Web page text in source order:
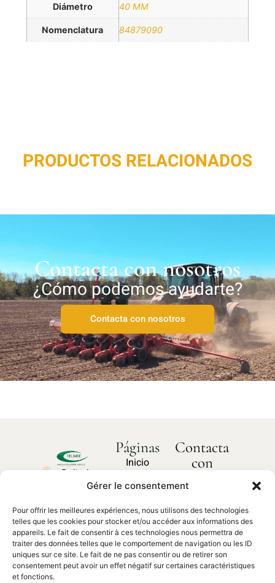
Gérer le consentement
Pour offrir les meilleures expériences, nous utilisons des technologies
telles que les cookies pour stocker et/ou accéder aux informations des
appareils. Le fait de consentir à ces technologies nous permettra de
traiter des données telles que le comportement de navigation ou les ID
uniques sur ce site. Le fait de ne pas consentir ou de retirer son
consentement peut avoir un effet négatif sur certaines caractéristiques
et fonctions.
Diámetro 40 MM
Nomenclatura 84879090
PRODUCTOS RELACIONADOS
Contacta con nosotros
¿Cómo podemos ayudarte?
Contacta con nosotros
Delimbe
Abbaye
Bonport
27340,
Pont de
l'Arche
Páginas
Inicio
Sobre
Nuestros
productos
Piezas de
recambio
Contacta
con
nosotros
¿Cómo
ayudarte?
Contacta
con
nosotros